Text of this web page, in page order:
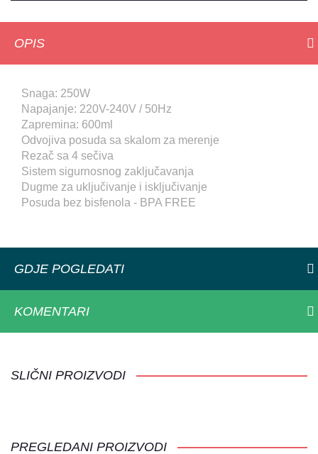
OPIS
Snaga: 250W
Napajanje: 220V-240V / 50Hz
Zapremina: 600ml
Odvojiva posuda sa skalom za merenje
Rezač sa 4 sečiva
Sistem sigurnosnog zaključavanja
Dugme za uključivanje i isključivanje
Posuda bez bisfenola - BPA FREE
GDJE POGLEDATI
KOMENTARI
SLIČNI PROIZVODI
PREGLEDANI PROIZVODI